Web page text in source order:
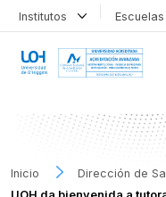
Institutos Escuelas
Inicio Dirección de